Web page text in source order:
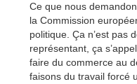
Ce que nous
la Commission
politique. Ça n’est pas
représentant, ça
faire du commerce au
faisons du travail forcé